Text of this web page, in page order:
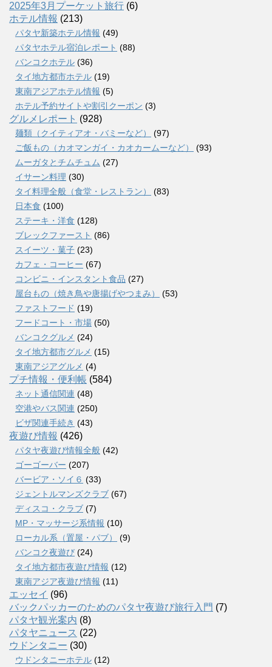
2025年3月プーケット旅行 (6)
ホテル情報 (213)
パタヤ新築ホテル情報 (49)
パタヤホテル宿泊レポート (88)
バンコクホテル (36)
タイ地方都市ホテル (19)
東南アジアホテル情報 (5)
ホテル予約サイトや割引クーポン (3)
グルメレポート (928)
麺類（クイティアオ・バミーなど）
(97)
ご飯もの（カオマンガイ・カオカームーなど）
(93)
ムーガタとチムチュム (27)
イサーン料理 (30)
タイ料理全般（食堂・レストラン）
(83)
日本食 (100)
ステーキ・洋食 (128)
ブレックファースト (86)
スイーツ・菓子 (23)
カフェ・コーヒー (67)
コンビニ・インスタント食品 (27)
屋台もの（焼き鳥や唐揚げやつまみ）
(53)
ファストフード (19)
フードコート・市場 (50)
バンコクグルメ (24)
タイ地方都市グルメ (15)
東南アジアグルメ (4)
プチ情報・便利帳 (584)
ネット通信関連 (48)
空港やバス関連 (250)
ビザ関連手続き (43)
夜遊び情報 (426)
パタヤ夜遊び情報全般 (42)
ゴーゴーバー (207)
バービア・ソイ６ (33)
ジェントルマンズクラブ (67)
ディスコ・クラブ (7)
MP・マッサージ系情報 (10)
ローカル系（置屋・パブ）
(9)
バンコク夜遊び (24)
タイ地方都市夜遊び情報 (12)
東南アジア夜遊び情報 (11)
エッセイ (96)
バックパッカーのためのパタヤ夜遊び旅行入門 (7)
パタヤ観光案内 (8)
パタヤニュース (22)
ウドンタニー (30)
ウドンタニーホテル (12)